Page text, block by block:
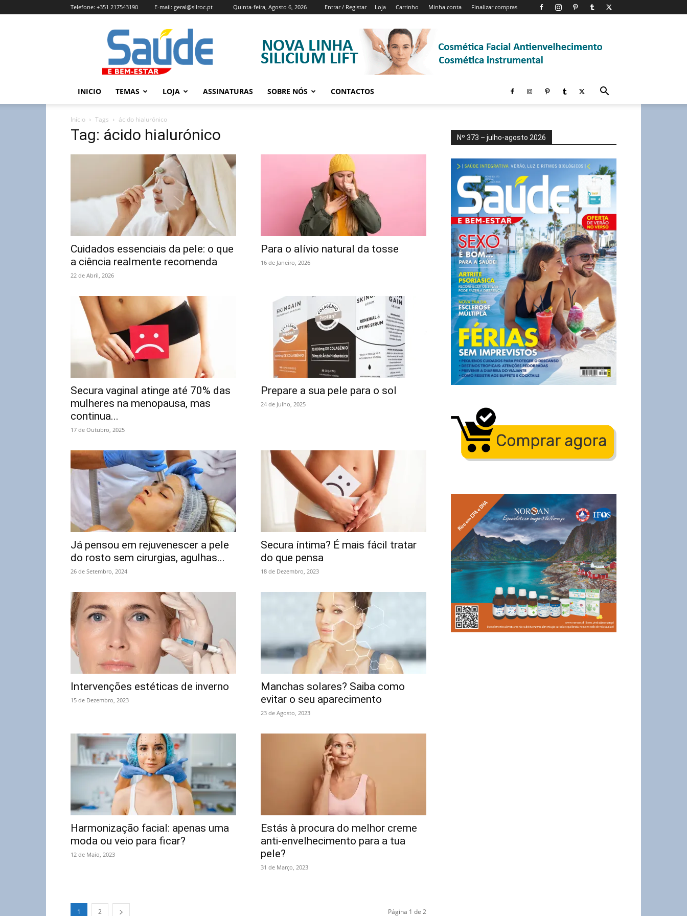
Quinta-feira, Agosto 6, 2026 Entrar / Registar Loja Carrinho Minha conta Finalizar compras
Telefone: +351 217543190 E-mail: geral@silroc.pt
Revista
Saúde
e
Bem
Estar
Edição
INICIO TEMAS LOJA ASSINATURAS SOBRE NÓS CONTACTOS
Início Tags ácido hialurónico
Tag: ácido hialurónico
Cuidados essenciais da pele: o que
a ciência realmente recomenda
22 de Abril, 2026
Para o alívio natural da tosse
16 de Janeiro, 2026
Secura vaginal atinge até 70% das
mulheres na menopausa, mas
continua...
17 de Outubro, 2025
Prepare a sua pele para o sol
24 de Julho, 2025
Já pensou em rejuvenescer a pele
do rosto sem cirurgias, agulhas...
26 de Setembro, 2024
Secura íntima? É mais fácil tratar
do que pensa
18 de Dezembro, 2023
Intervenções estéticas de inverno
15 de Dezembro, 2023
Manchas solares? Saiba como
evitar o seu aparecimento
23 de Agosto, 2023
Harmonização facial: apenas uma
moda ou veio para ficar?
12 de Maio, 2023
Estás à procura do melhor creme
anti-envelhecimento para a tua
pele?
31 de Março, 2023
1 2 Página 1 de 2
Nº 373 – julho-agosto 2026